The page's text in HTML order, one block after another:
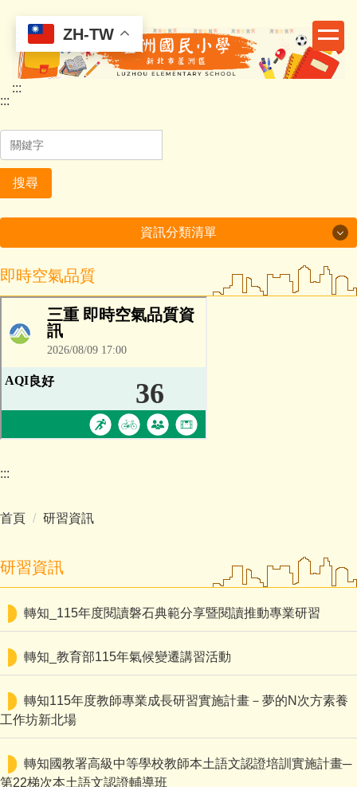
主
要
內
容
區
:::
ZH-TW
:::
搜尋
資訊分類清單
健康促進
學校簡介
行政處室
最新消息
才藝班
修繕
活動花絮
即時空氣品質
:::
首頁 研習資訊
研習資訊
轉知_115年度閱讀磐石典範分享暨閱讀推動專業研習
轉知_教育部115年氣候變遷講習活動
轉知115年度教師專業成長研習實施計畫－夢的N次方素養
工作坊新北場
轉知國教署高級中等學校教師本土語文認證培訓實施計畫─
第22梯次本土語文認證輔導班